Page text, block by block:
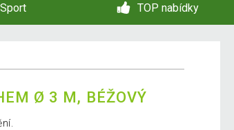
Sport TOP nabídky
Ø 3 M, BÉŽOVÝ